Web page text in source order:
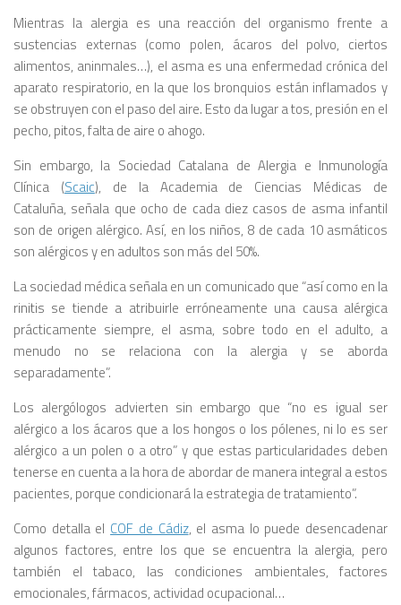
Mientras la alergia es una reacción del organismo frente a
sustencias externas (como polen, ácaros del polvo, ciertos
alimentos, aninmales…), el asma es una enfermedad crónica del
aparato respiratorio, en la que los bronquios están inflamados y
se obstruyen con el paso del aire. Esto da lugar a tos, presión en el
pecho, pitos, falta de aire o ahogo.
Sin embargo, la Sociedad Catalana de Alergia e Inmunología
Clínica (Scaic), de la Academia de Ciencias Médicas de
Cataluña, señala que ocho de cada diez casos de asma infantil
son de origen alérgico. Así, en los niños, 8 de cada 10 asmáticos
son alérgicos y en adultos son más del 50%.
La sociedad médica señala en un comunicado que “así como en la
rinitis se tiende a atribuirle erróneamente una causa alérgica
prácticamente siempre, el asma, sobre todo en el adulto, a
menudo no se relaciona con la alergia y se aborda
separadamente”.
Los alergólogos advierten sin embargo que “no es igual ser
alérgico a los ácaros que a los hongos o los pólenes, ni lo es ser
alérgico a un polen o a otro” y que estas particularidades deben
tenerse en cuenta a la hora de abordar de manera integral a estos
pacientes, porque condicionará la estrategia de tratamiento”.
Como detalla el COF de Cádiz, el asma lo puede desencadenar
algunos factores, entre los que se encuentra la alergia, pero
también el tabaco, las condiciones ambientales, factores
emocionales, fármacos, actividad ocupacional…